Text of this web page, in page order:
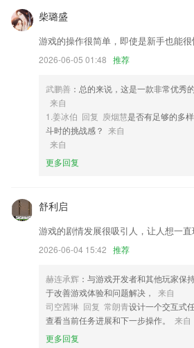
1,费用类型，清晰可见
2,大文件清理，全面深度扫描手机内占用空间
4,【棋谱收集分享】个人棋谱库功能帮助您管
5,1分钟就可以掌握一个知识点，绝不拖拉。
6,【机场专线】机场专线，多样选择，安全快捷
金花软件下载app方版软件优势
2.】100%纯北美优质师资，超过7万名北美外
不超过5%，均具备本科及以上学历，1年及以
3.多种搜索方式，灵活查找所需
5.所有单词都是支持语音播放读音的，不仅可
词的读音；
6.按照字母的声母、韵母进行分类，可以挑选
发音，帮助孩子学习字母发音；
柴璐盛
游戏的操作很简单，即使是新手也能很
2026-06-05 01:48 推荐
武鹏善 ：总的来说，这是一款非常优秀
来自
1.姜冰伯 回复 庾烟慧是否有足够的多
斗时的挑战感？ 来自
来自
更多回复
舒利启
游戏的剧情发展很吸引人，让人想一直
2026-06-04 15:42 推荐
赫连承辉 ：与游戏开发者和其他玩家保
于改善游戏体验和问题解决，
来自
司空茜琳 回复 常朗青设计一个交互式
查看当前任务进展和下一步操作。
来自
更多回复